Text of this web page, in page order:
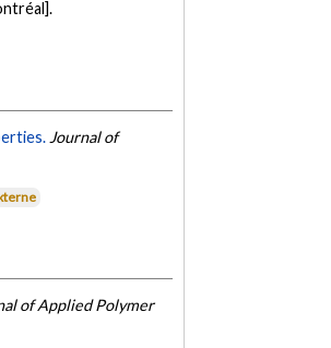
Journal of
of Applied Polymer